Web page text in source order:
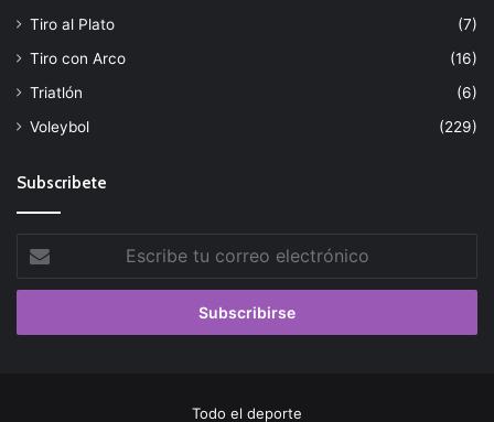
Tiro al Plato
(7)
Tiro con Arco
(16)
Triatlón
(6)
Voleybol
(229)
Subscribete
tu
correo
Todo el deporte